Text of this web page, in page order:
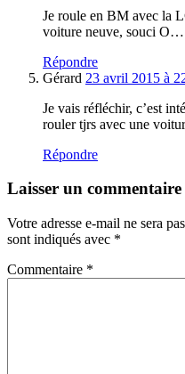
Je roule en BM avec la
voiture neuve, souci
Répondre
Gérard 23 avril 2015 à
Je vais réfléchir, c’est
rouler tjrs avec une
Répondre
Laisser un commentaire
Votre adresse e-mail ne sera
sont indiqués avec *
Commentaire *